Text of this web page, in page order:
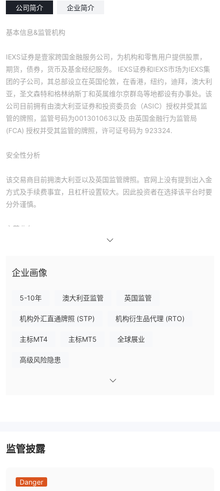
公司简介 企业简介
基本信息&监管机构
IEXS证券是壹家跨国金融服务公司，为机构和零售用户提供股票，
期货，债券，货币及基金经纪服务。 IEXS证券和IEXS市场为IEXS集
团的子公司，其总部设立在英国伦敦，在香港，纽约，迪拜，澳大利
亚，圣文森特和格林纳斯丁和英属维尔京群岛等地都设有办事处。该
公司目前拥有由澳大利亚证券和投资委员会（ASIC）授权并受其监
管的牌照，监管号码为001301063以及 由英国金融行为监管局
(FCA) 授权并受其监管的牌照，许可证号码为 923324.
安全性分析
该交易商目前拥澳大利亚以及英国监管牌照。官网上没有提到出入金
方式及手续费事宜，且杠杆设置较大。因此投资者在选择该平台时要
分外谨慎。
主营业务
外汇，金属和能源的交易杠杆高达1：500。为满足不同交易者的交
DMA账户。 DMA账户可为机构交易者实时提供多种市场流动性选
IEXS为交易者提供广泛应用于金融市场的分析和交易工具-MT4交易
企业画像
5-10年 澳大利亚监管 英国监管
机构外汇直通牌照 (STP) 机构衍生品代理 (RTO)
主标MT4 主标MT5 全球展业
高级风险隐患
监管披露
Danger